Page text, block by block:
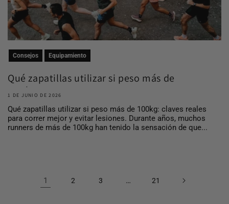
Consejos Equipamiento
Qué zapatillas utilizar si peso más de
100 kg
1 DE JUNIO DE 2026
Qué zapatillas utilizar si peso más de 100kg: claves reales
para correr mejor y evitar lesiones. Durante años, muchos
runners de más de 100kg han tenido la sensación de que...
1 2 3 … 21